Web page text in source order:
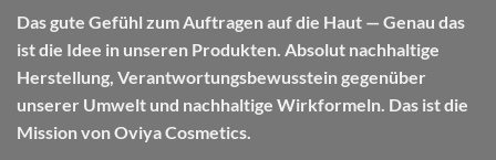
Das gute Gefühl zum Auftragen auf die Haut — Genau das
ist die Idee in unseren Produkten. Absolut nachhaltige
Herstellung, Verantwortungsbewusstein gegenüber
unserer Umwelt und nachhaltige Wirkformeln. Das ist die
Mission von Oviya Cosmetics.